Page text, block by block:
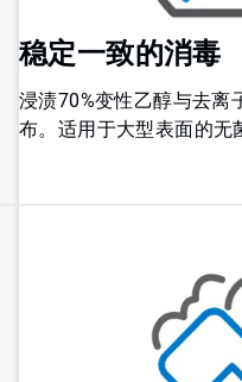
稳定一致的消毒
浸渍70%变性乙醇与去离
布。适用于大型表面的无